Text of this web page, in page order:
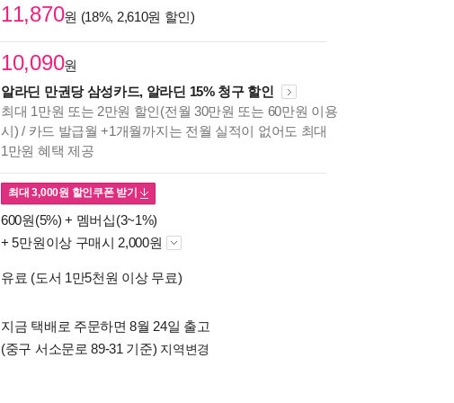
11,870원 (18%, 2,610원 할인)
10,090원
알라딘 만권당 삼성카드, 알라딘 15% 청구 할인
최대 1만원 또는 2만원 할인(전월 30만원 또는 60만원 이용
시) / 카드 발급월 +1개월까지는 전월 실적이 없어도 최대
1만원 혜택 제공
최대3,000원 할인쿠폰 받기
600원(5%) + 멤버십(3~1%)
+ 5만원이상 구매시 2,000원
유료 (도서 1만5천원 이상 무료)
지금 택배로 주문하면 8월 24일 출고
(중구 서소문로 89-31 기준) 지역변경